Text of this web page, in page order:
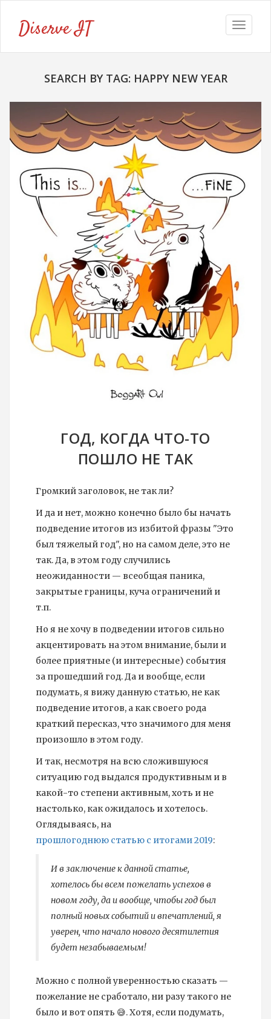
Toggle
Diserve IT
SEARCH BY TAG: HAPPY NEW YEAR
ГОД, КОГДА ЧТО-ТО
ПОШЛО НЕ ТАК
Громкий заголовок, не так ли?
И да и нет, можно конечно было бы начать
подведение итогов из избитой фразы "Это
был тяжелый год", но на самом деле, это не
так. Да, в этом году случились
неожиданности — всеобщая паника,
закрытые границы, куча ограничений и
т.п.
Но я не хочу в подведении итогов сильно
акцентировать на этом внимание, были и
более приятные (и интересные) события
за прошедший год. Да и вообще, если
подумать, я вижу данную статью, не как
подведение итогов, а как своего рода
краткий пересказ, что значимого для меня
произошло в этом году.
И так, несмотря на всю сложившуюся
ситуацию год выдался продуктивным и в
какой-то степени активным, хоть и не
настолько, как ожидалось и хотелось.
Оглядываясь, на
прошлогоднюю статью с итогами 2019:
И в заключение к данной статье,
хотелось бы всем пожелать успехов в
новом году, да и вообще, чтобы год был
полный новых событий и впечатлений, я
уверен, что начало нового десятилетия
будет незабываемым!
Можно с полной уверенностью сказать —
пожелание не сработало, ни разу такого не
было и вот опять 😅. Хотя, если подумать,